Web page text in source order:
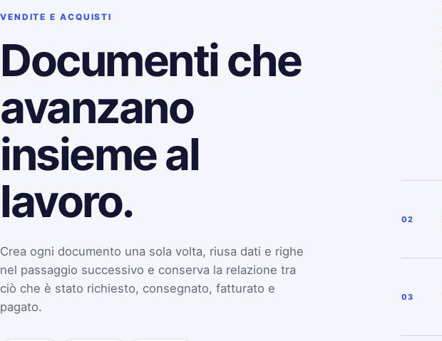
VENDITE E ACQUISTI
Documenti che
avanzano
insieme al
lavoro.
Crea ogni documento una sola volta, riusa dati e righe
nel passaggio successivo e conserva la relazione tra
ciò che è stato richiesto, consegnato, fatturato e
pagato.
02
03